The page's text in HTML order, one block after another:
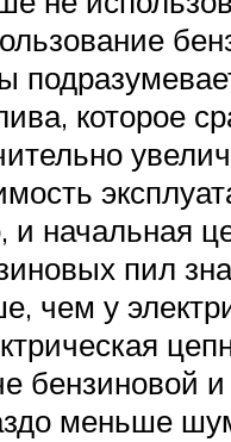
которое
и начальная
пил
чем у
бензиновой
меньше